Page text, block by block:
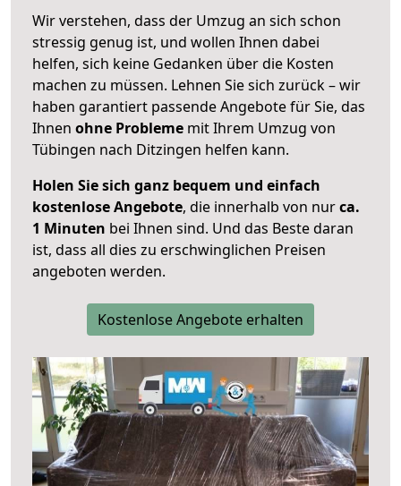
Wir verstehen, dass der Umzug an sich schon
stressig genug ist, und wollen Ihnen dabei
helfen, sich keine Gedanken über die Kosten
machen zu müssen. Lehnen Sie sich zurück – wir
haben garantiert passende Angebote für Sie, das
Ihnen ohne Probleme mit Ihrem Umzug von
Tübingen nach Ditzingen helfen kann.
Holen Sie sich ganz bequem und einfach
kostenlose Angebote, die innerhalb von nurca.
1 Minuten bei Ihnen sind. Und das Beste daran
ist, dass all dies zu erschwinglichen Preisen
angeboten werden.
Kostenlose Angebote erhalten